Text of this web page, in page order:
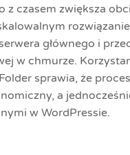
z czasem zwiększa
głównego i
w chmurze.
sprawia, że
a
w WordPressie.